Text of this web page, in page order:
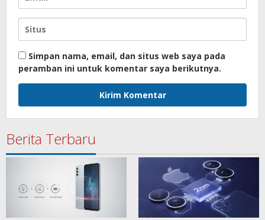
Simpan nama, email, dan situs web saya pada
peramban ini untuk komentar saya berikutnya.
Berita Terbaru